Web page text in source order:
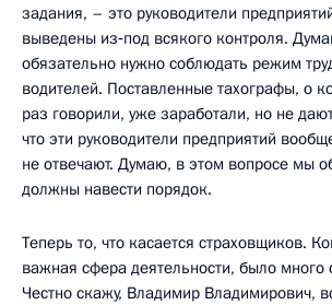
задания, – это руководители
выведены из‑под всякого контроля.
обязательно нужно соблюдать режим
водителей. Поставленные тахографы, о
раз говорили, уже заработали, но не
что эти руководители предприятий
не отвечают. Думаю, в этом вопросе мы
должны навести порядок.
Теперь то, что касается страховщиков.
важная сфера деятельности, было много
Честно скажу, Владимир Владимирович,